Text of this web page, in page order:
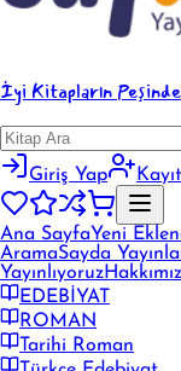
İyi Kitapların Peşinde
Giriş Yap
Ana SayfaYeni
AramaSayda
Yayınlıyoruz
EDEBİYAT
ROMAN
Tarihi Roman